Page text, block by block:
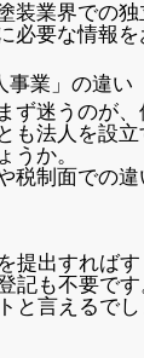
装業界での
必要な情報を
事業」の違い
ず迷うのが
も法人を設
うか。
税制面での
提出すれば
記も不要で
と言えるでし